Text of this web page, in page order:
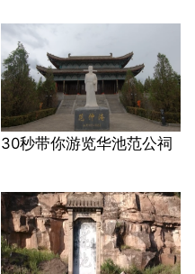
30秒带你游览华池范公祠